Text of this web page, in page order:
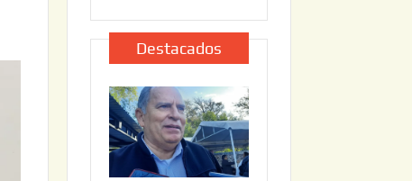
2
6
l
i
o
2
2
,
2
Destacados